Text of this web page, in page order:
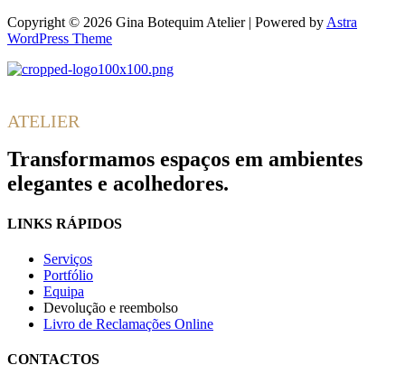
Copyright © 2026 Gina Botequim Atelier | Powered by Astra
WordPress Theme
ATELIER
Transformamos espaços em ambientes
elegantes e acolhedores.
LINKS RÁPIDOS
Serviços
Portfólio
Equipa
Devolução e reembolso
Livro de Reclamações Online
CONTACTOS